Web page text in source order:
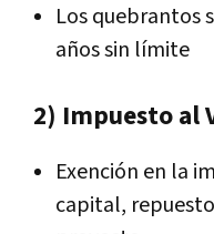
Los quebrantos
años sin límite
2) Impuesto al
Exención en la
capital,